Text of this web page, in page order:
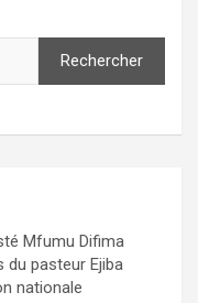
Rechercher
Mfumu Difima
pasteur Ejiba
nationale